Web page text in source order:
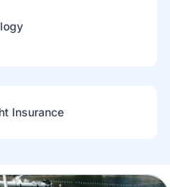
Insurance